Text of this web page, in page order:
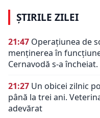
ȘTIRILE ZILEI
21:47 Operațiunea de
menținerea în
Cernavodă s-a
21:27 Un obicei zilnic
până la trei ani.
adevărat